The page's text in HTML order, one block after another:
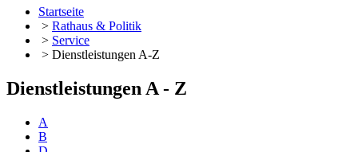
Startseite
> Rathaus & Politik
> Service
> Dienstleistungen A-Z
Dienstleistungen A - Z
A
B